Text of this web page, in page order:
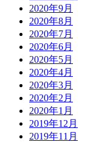
2020年9月
2020年8月
2020年7月
2020年6月
2020年5月
2020年4月
2020年3月
2020年2月
2020年1月
2019年12月
2019年11月